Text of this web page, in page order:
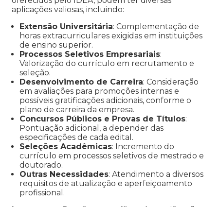
aplicações valiosas, incluindo:
Extensão Universitária: Complementação de
horas extracurriculares exigidas em instituições
de ensino superior.
Processos Seletivos Empresariais:
Valorização do currículo em recrutamento e
seleção.
Desenvolvimento de Carreira: Consideração
em avaliações para promoções internas e
possíveis gratificações adicionais, conforme o
plano de carreira da empresa.
Concursos Públicos e Provas de Títulos:
Pontuação adicional, a depender das
especificações de cada edital.
Seleções Acadêmicas: Incremento do
currículo em processos seletivos de mestrado e
doutorado.
Outras Necessidades: Atendimento a diversos
requisitos de atualização e aperfeiçoamento
profissional.